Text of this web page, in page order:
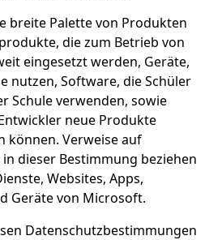
breite Palette von Produkten
die zum Betrieb von
eingesetzt werden, Geräte,
nutzen, Software, die Schüler
Schule verwenden, sowie
neue Produkte
können. Verweise auf
dieser Bestimmung beziehen
Websites, Apps,
Geräte von Microsoft.
Datenschutzbestimmungen